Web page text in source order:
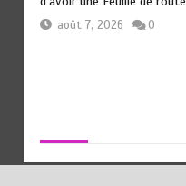
août 7, 2026 0